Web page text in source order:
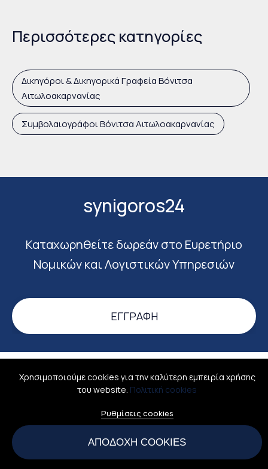
Περισσότερες κατηγορίες
Δικηγόροι & Δικηγορικά Γραφεία Βόνιτσα
Αιτωλοακαρνανίας
Συμβολαιογράφοι Βόνιτσα Αιτωλοακαρνανίας
synigoros24
Καταχωρηθείτε δωρεάν στο Ευρετήριο
Νομικών και Λογιστικών Υπηρεσιών
ΕΓΓΡΑΦΉ
Σύνδεση Σχετικά Όροι χρήσης
Επικοινωνία
Ellinismosonline - Ψηφιακός Ελληνισμός
Χρησιμοποιούμε cookies για την καλύτερη εμπειρία χρήσης
του website. Πολιτική cookies
Ρυθμίσεις cookies
ΑΠΟΔΟΧΉ COOKIES